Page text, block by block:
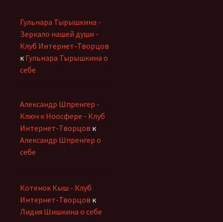
Гульнара Тырышкина -
Зеркало нашей души -
Клуб Интернет-Творцов
к Гульнара Тырышкина о
себе
Александр Шпренгер -
Ключ к Ноосфере - Клуб
Интернет-Творцов к
Александр Шпренгер о
себе
Котенок Кыш - Клуб
Интернет-Творцов к
Лидия Шишкина о себе